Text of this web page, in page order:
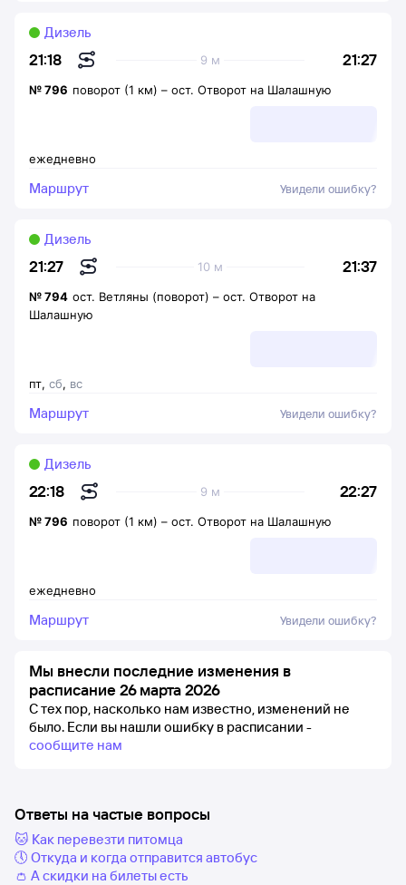
21:18 21:27
9 м
Дизель
ежедневно
№796 поворот (1 км) – ост. Отворот на Шалашную
Маршрут Увидели ошибку?
21:27 21:37
10 м
Дизель
пт, сб, вс
№794 ост. Ветляны (поворот) – ост. Отворот на
Шалашную
Маршрут Увидели ошибку?
22:18 22:27
9 м
Дизель
ежедневно
№796 поворот (1 км) – ост. Отворот на Шалашную
Маршрут Увидели ошибку?
Мы внесли последние изменения в
расписание 26 марта 2026
С тех пор, насколько нам известно, изменений не
было. Если вы нашли ошибку в расписании -
сообщите нам
Ответы на частые вопросы
🐱 Как перевезти питомца
🕔 Откуда и когда отправится автобус
👛 А скидки на билеты есть